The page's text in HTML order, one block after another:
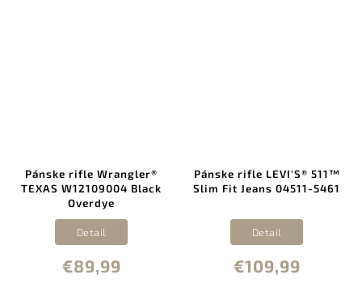
Pánske rifle Wrangler®
TEXAS W12109004 Black
Overdye
€89,99
Detail
Pánske rifle LEVI'S® 511™
Slim Fit Jeans 04511-5461
€109,99
Detail